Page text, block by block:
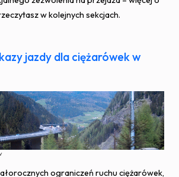
w kolejnych sekcjach.
jazdy dla ciężarówek w
ograniczeń ruchu ciężarówek,